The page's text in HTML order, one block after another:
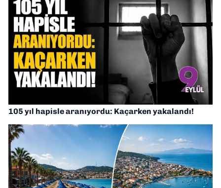
105 yıl hapisle aranıyordu: Kaçarken yakalandı!